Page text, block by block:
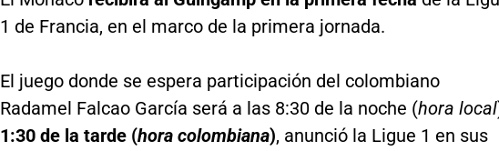
1 de Francia, en el marco de la primera jornada.
El juego donde se espera participación del colombiano
Radamel Falcao García será a las 8:30 de la noche (hora local
1:30 de la tarde (hora colombiana), anunció la Ligue 1 en sus